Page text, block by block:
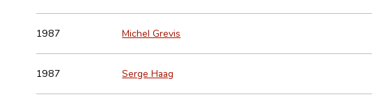
1987 Michel Grevis
1987 Serge Haag